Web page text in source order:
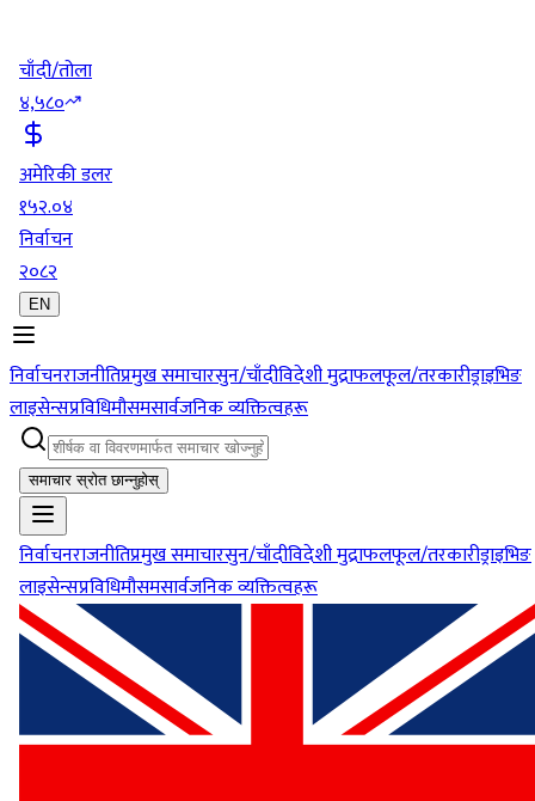
चाँदी/तोला
४,५८०
अमेरिकी डलर
१५२.०४
निर्वाचन
२०८२
EN
निर्वाचनराजनीतिप्रमुख समाचारसुन/चाँदीविदेशी मुद्राफलफूल/तरकारीड्राइभिङ
लाइसेन्सप्रविधिमौसमसार्वजनिक व्यक्तित्वहरू
समाचार स्रोत छान्नुहोस्
निर्वाचनराजनीतिप्रमुख समाचारसुन/चाँदीविदेशी मुद्राफलफूल/तरकारीड्राइभिङ
लाइसेन्सप्रविधिमौसमसार्वजनिक व्यक्तित्वहरू